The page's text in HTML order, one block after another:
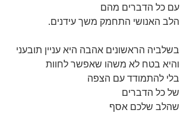
עם כל הדברים מהם
הלב האנושי התחמק משך עידנים.
בשלביה הראשונים אהבה היא עניין תובעני
והיא בטח לא משהו שאפשר לחוות
בלי להתמודד עם הצפה
של כל הדברים
שהלב שלכם אסף